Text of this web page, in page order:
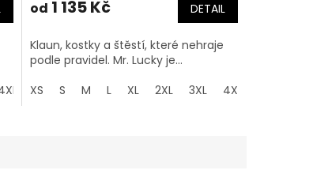
5XL
od 1 135 Kč DETAIL
Klaun, kostky a štěstí, které nehraje
podle pravidel. Mr. Lucky je...
XS
S M L XL 2XL 3XL 4XL